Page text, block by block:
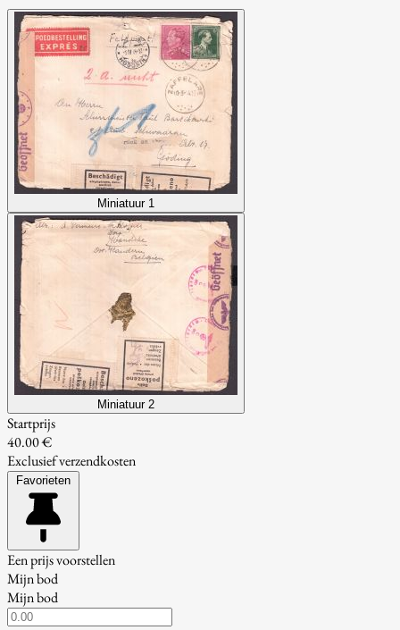
Miniatuur 1
Miniatuur 2
Startprijs
40.00 €
Exclusief verzendkosten
Favorieten
Een prijs voorstellen
Mijn bod
Mijn bod